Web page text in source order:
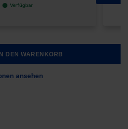
Verfügbar
DEN WARENKORB
ansehen